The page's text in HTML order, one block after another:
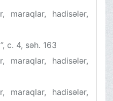
hadisələr,
c. 4, səh. 163
hadisələr,
hadisələr,